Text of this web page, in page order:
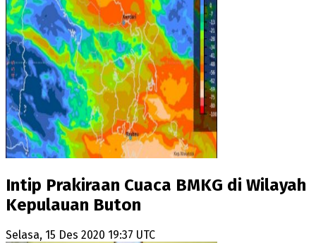
Intip Prakiraan Cuaca BMKG di Wilayah
Kepulauan Buton
Selasa, 15 Des 2020 19:37 UTC